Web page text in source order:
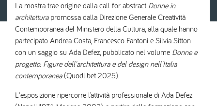
La mostra trae origine dalla call for abstract Donne in
architetturapromossa dalla Direzione Generale Creatività
Contemporanea del Ministero della Cultura, alla quale hanno
partecipato Andrea Costa, Francesco Fantoni e Silvia Sitton
con un saggio su Ada Defez, pubblicato nel volume Donne e
progetto. Figure dell'architettura e del design nell'Italia
contemporanea (Quodlibet 2025).
L'esposizione ripercorre l’attività professionale di Ada Defez